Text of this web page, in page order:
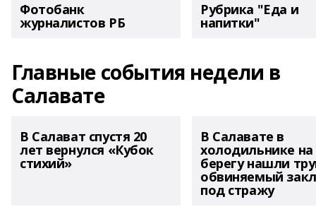
Фотобанк
журналистов РБ
Рубрика "Еда и
напитки"
Главные события недели в
Салавате
В Салават спустя 20
лет вернулся «Кубок
стихий»
В Салавате в
холодильнике на
берегу нашли
обвиняемый
под стражу